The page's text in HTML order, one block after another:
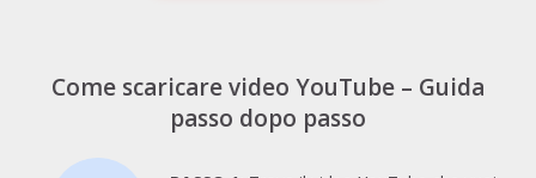
Come scaricare video YouTube – Guida
passo dopo passo